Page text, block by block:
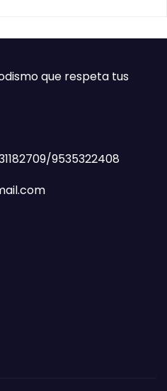
que respeta tus
9535322408